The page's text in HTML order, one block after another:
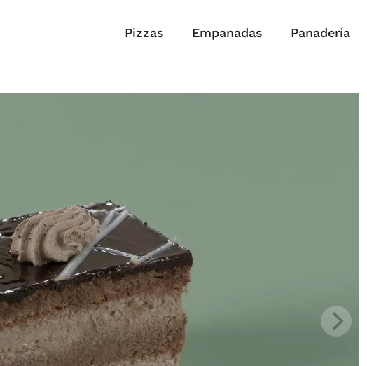
Pizzas Empanadas Panadería